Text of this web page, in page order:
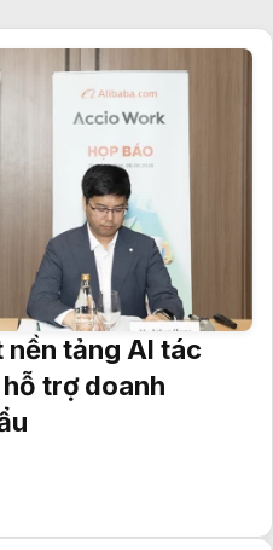
tảng AI tác
trợ doanh